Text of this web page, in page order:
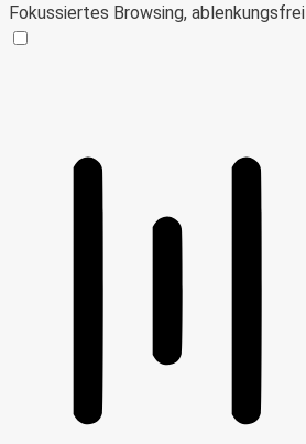
Fokussiertes Browsing, ablenkungsfrei